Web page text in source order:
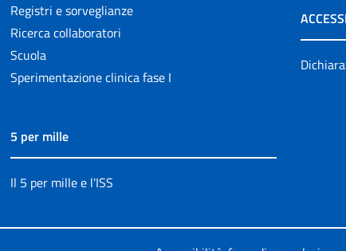
Registri e sorveglianze
Ricerca collaboratori
Scuola
Sperimentazione clinica fase I
5 per mille
Il 5 per mille e l'ISS